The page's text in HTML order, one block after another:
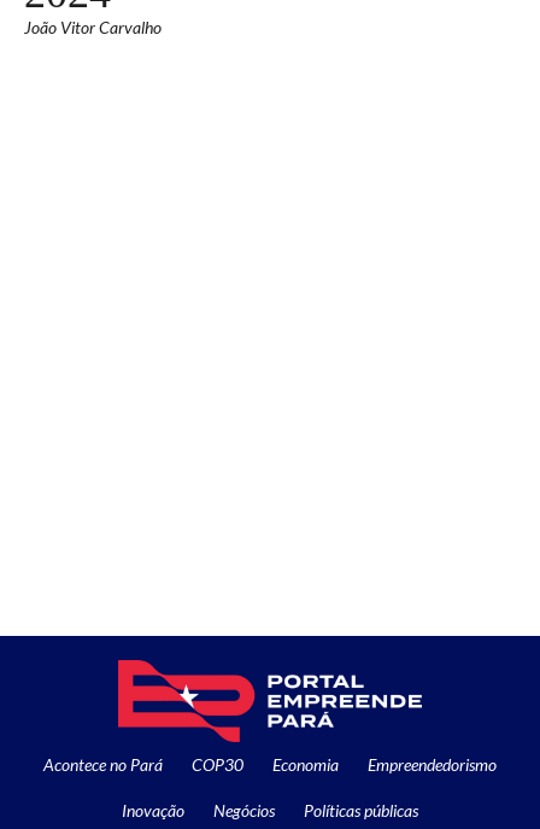
João Vitor Carvalho
Acontece no Pará COP30 Economia Empreendedorismo
Inovação Negócios Políticas públicas